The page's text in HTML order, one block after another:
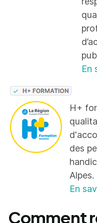
En
H+
des
Alpes.
En
Comment